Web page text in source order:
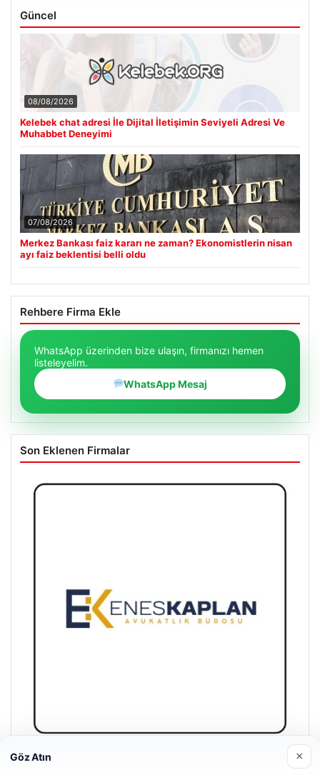
Güncel
08/08/2026
Kelebek chat adresi İle Dijital İletişimin Seviyeli Adresi Ve
Muhabbet Deneyimi
07/08/2026
Merkez Bankası faiz kararı ne zaman? Ekonomistlerin nisan
ayı faiz beklentisi belli oldu
Rehbere Firma Ekle
WhatsApp üzerinden bize ulaşın, firmanızı hemen
listeleyelim.
WhatsApp Mesaj
Son Eklenen Firmalar
Enes Kaplan Avukatlık Bürosu
Göz Atın ×